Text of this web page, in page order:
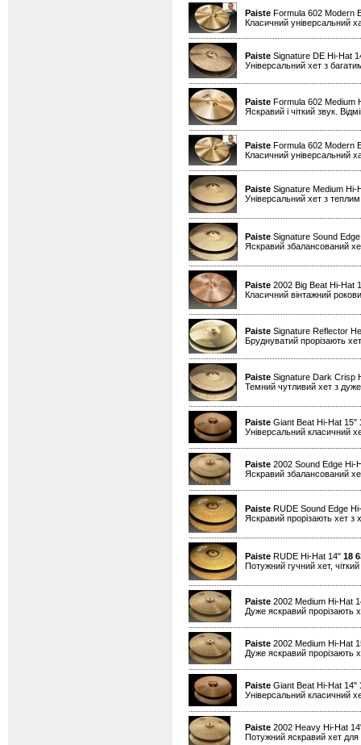
Paiste Formula 602 Modern
Класичний універсальний
Paiste Signature DE Hi-Hat
Універсальний хет з
Paiste Formula 602 Medium
Яскравий і чіткий звук.
Paiste Formula 602 Modern
Класичний універсальний
Paiste Signature Medium Hi-
Універсальний хет з
Paiste Signature Sound
Яскравий збалансований
Paiste 2002 Big Beat Hi-Hat
Класичний вінтажний
Paiste Signature Reflector
Бруднуватий прорізають
Paiste Signature Dark Crisp
Темний чутливий хет з
Paiste Giant Beat Hi-Hat 15"
Універсальний класичний
Paiste 2002 Sound Edge Hi-
Яскравий збалансований
Paiste RUDE Sound Edge
Яскравий прорізають хет з
Paiste RUDE Hi-Hat 14" 18
Потужний гучний хет,
Paiste 2002 Medium Hi-Hat
Дуже яскравий прорізають
Paiste 2002 Medium Hi-Hat
Дуже яскравий прорізають
Paiste Giant Beat Hi-Hat 14"
Універсальний класичний
Paiste 2002 Heavy Hi-Hat
Потужний яскравий хет для